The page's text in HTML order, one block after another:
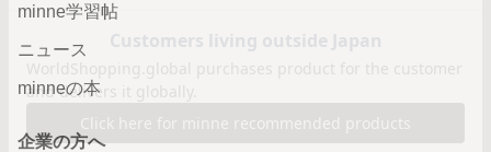
minne学習帖
ニュース
minneの本
企業の方へ